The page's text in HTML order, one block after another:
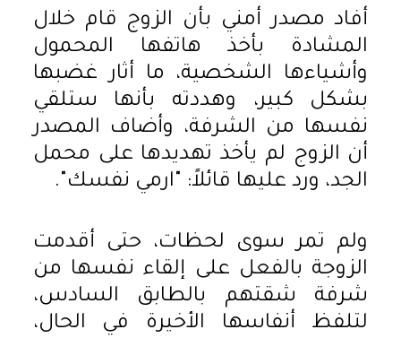
أفاد مصدر أمني بأن الزوج قام خلال
المشادة بأخذ هاتفها المحمول
وأشياءها الشخصية، ما أثار غضبها
بشكل كبير، وهددته بأنها ستلقي
نفسها من الشرفة، وأضاف المصدر
أن الزوج لم يأخذ تهديدها على محمل
الجد، ورد عليها قائلاً: "ارمي نفسك".
ولم تمر سوى لحظات، حتى أقدمت
الزوجة بالفعل على إلقاء نفسها من
شرفة شقتهم بالطابق السادس،
لتلفظ أنفاسها الأخيرة في الحال،